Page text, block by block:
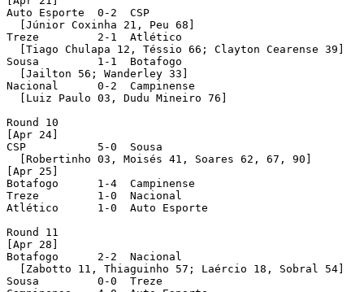
Auto Esporte  0-2  CSP
  [Júnior Coxinha 21, Peu 68]
Treze         2-1  Atlético
  [Tiago Chulapa 12, Téssio 66; Clayton Cearense 39]
Sousa         1-1  Botafogo
  [Jailton 56; Wanderley 33]
Nacional      0-2  Campinense
  [Luiz Paulo 03, Dudu Mineiro 76]
Round 10
[Apr 24]
CSP           5-0  Sousa
  [Robertinho 03, Moisés 41, Soares 62, 67, 90]
[Apr 25]
Botafogo      1-4  Campinense
Treze         1-0  Nacional
Atlético      1-0  Auto Esporte
Round 11
[Apr 28]
Botafogo      2-2  Nacional
  [Zabotto 11, Thiaguinho 57; Laércio 18, Sobral 54]
Sousa         0-0  Treze